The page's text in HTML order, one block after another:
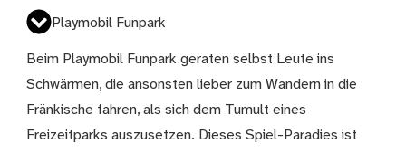
Playmobil Funpark
Beim Playmobil Funpark geraten selbst Leute ins
Schwärmen, die ansonsten lieber zum Wandern in die
Fränkische fahren, als sich dem Tumult eines
Freizeitparks auszusetzen. Dieses Spiel-Paradies ist